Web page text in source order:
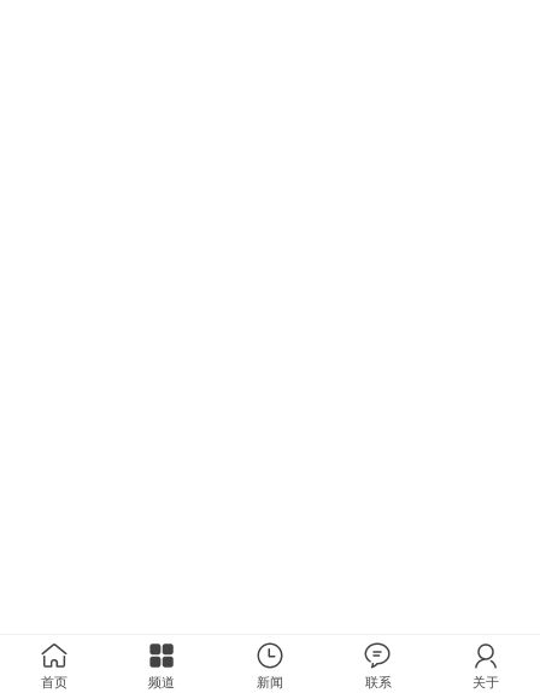
首页 频道 新闻 联系 关于